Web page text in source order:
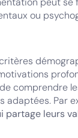
ou
comprendre
adaptées. Par
partage leurs